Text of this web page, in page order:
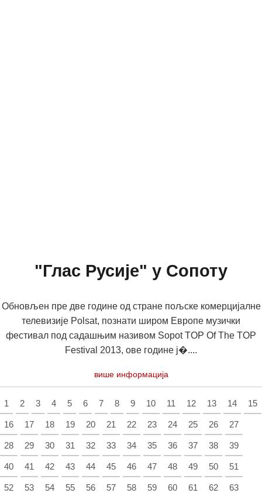
"Глас Русије" у Сопоту
Обновљен пре две године од стране пољске комерцијалне
телевизије Polsat, познати широм Европе музички
фестивал под садашњим називом Sopot TOP Of The TOP
Festival 2013, ове године ј�....
више информација
1 2 3 4 5 6 7 8 9 10 11 12 13 14 15
16 17 18 19 20 21 22 23 24 25 26 27
28 29 30 31 32 33 34 35 36 37 38 39
40 41 42 43 44 45 46 47 48 49 50 51
52 53 54 55 56 57 58 59 60 61 62 63